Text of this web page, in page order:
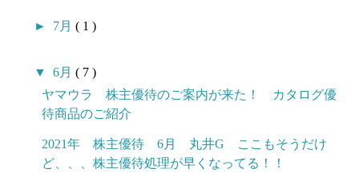
► 7月( 1 )
▼6月( 7 )
ヤマウラ 株主優待のご案内が来た！ カタログ優
待商品のご紹介
2021年 株主優待 6月 丸井G ここもそうだけ
ど、、、株主優待処理が早くなってる！！